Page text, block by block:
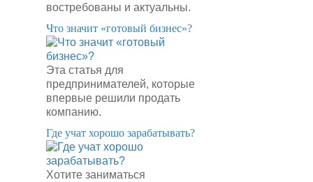
востребованы и актуальны.
​Что значит «готовый бизнес»?
Эта статья для
предпринимателей, которые
впервые решили продать
компанию.
​Где учат хорошо зарабатывать?
Хотите заниматься